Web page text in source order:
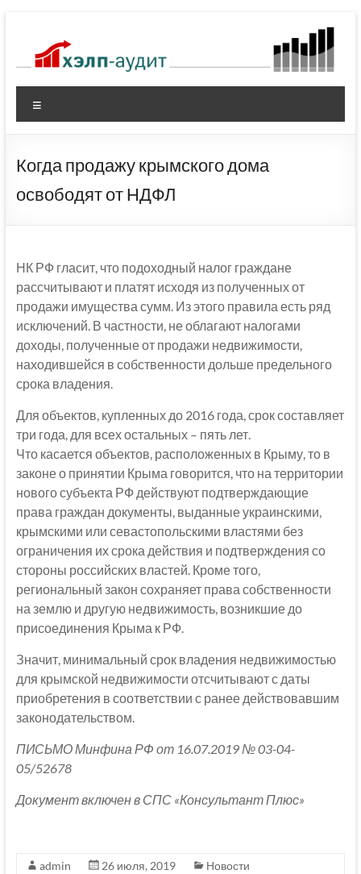
содержимому
Когда продажу крымского дома
освободят от НДФЛ
НК РФ гласит, что подоходный налог граждане
рассчитывают и платят исходя из полученных от
продажи имущества сумм. Из этого правила есть ряд
исключений. В частности, не облагают налогами
доходы, полученные от продажи недвижимости,
находившейся в собственности дольше предельного
срока владения.
Для объектов, купленных до 2016 года, срок составляет
три года, для всех остальных – пять лет.
Что касается объектов, расположенных в Крыму, то в
законе о принятии Крыма говорится, что на территории
нового субъекта РФ действуют подтверждающие
права граждан документы, выданные украинскими,
крымскими или севастопольскими властями без
ограничения их срока действия и подтверждения со
стороны российских властей. Кроме того,
региональный закон сохраняет права собственности
на землю и другую недвижимость, возникшие до
присоединения Крыма к РФ.
Значит, минимальный срок владения недвижимостью
для крымской недвижимости отсчитывают с даты
приобретения в соответствии с ранее действовавшим
законодательством.
ПИСЬМО Минфина РФ от 16.07.2019 № 03-04-
05/52678
Документ включен в СПС «Консультант Плюс»
admin 26 июля, 2019
Новости